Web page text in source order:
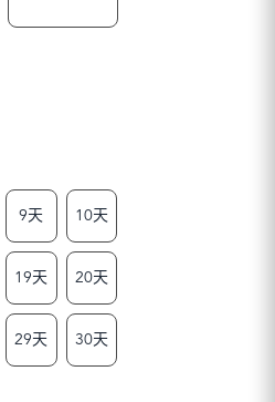
9天 10天
19天 20天
29天 30天